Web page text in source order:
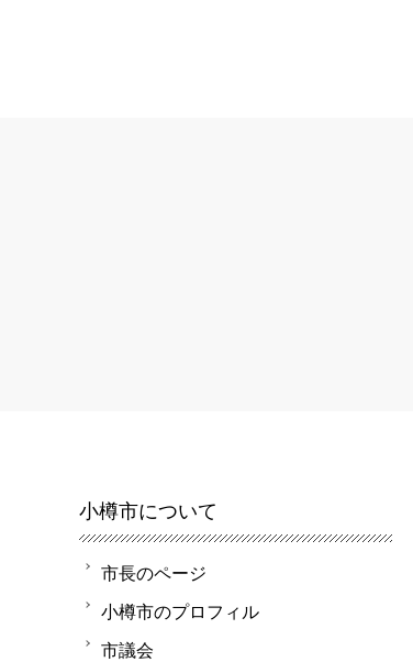
小樽市について
市長のページ
小樽市のプロフィル
市議会